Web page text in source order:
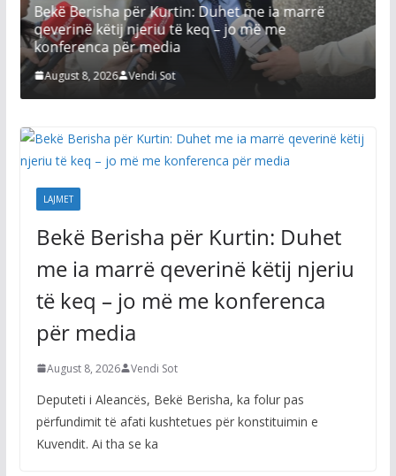
Bekë Berisha për Kurtin: Duhet me ia marrë
qeverinë këtij njeriu të keq – jo më me
konferenca për media
August 8, 2026 Vendi Sot
LAJMET
Bekë Berisha për Kurtin: Duhet
me ia marrë qeverinë këtij njeriu
të keq – jo më me konferenca
për media
August 8, 2026 Vendi Sot
Deputeti i Aleancës, Bekë Berisha, ka folur pas
përfundimit të afati kushtetues për konstituimin e
Kuvendit. Ai tha se ka